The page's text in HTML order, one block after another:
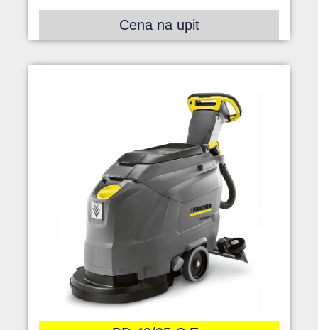
Cena na upit